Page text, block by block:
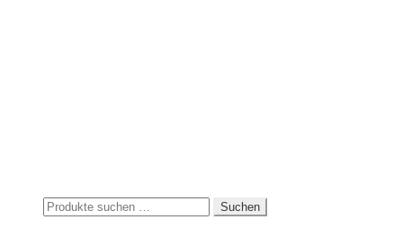
Suchen
nach:
Suchen